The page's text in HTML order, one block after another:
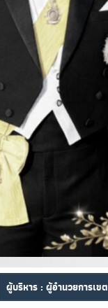
ผู้บริหาร : ผู้อำนวยการเขต